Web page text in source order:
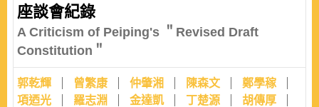
座談會紀錄
A Criticism of Peiping's ＂Revised Draft
Constitution＂
郭乾輝 曾繁康 仲肇湘 陳森文
鄭學稼
項迺光
羅志淵 金達凱 丁楚源
胡傳厚